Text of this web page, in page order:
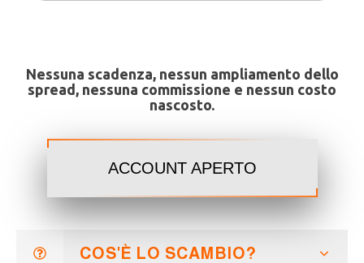
Nessuna scadenza, nessun ampliamento dello
spread, nessuna commissione e nessun costo
nascosto.
ACCOUNT APERTO
COS'È LO SCAMBIO?